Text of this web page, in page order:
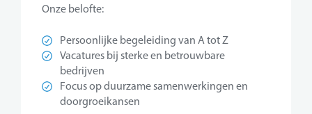
Onze belofte:
Persoonlijke begeleiding van A tot Z
Vacatures bij sterke en betrouwbare
bedrijven
Focus op duurzame samenwerkingen en
doorgroeikansen